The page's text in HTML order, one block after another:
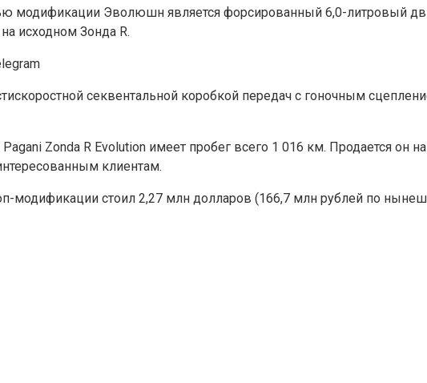
модификации Эволюшн является форсированный 6,0-литровый
исходном Зонда R.
секвентальной коробкой передач с гоночным
Zonda R Evolution имеет пробег всего 1 016 км. Продается он
клиентам.
модификации стоил 2,27 млн долларов (166,7 млн рублей по